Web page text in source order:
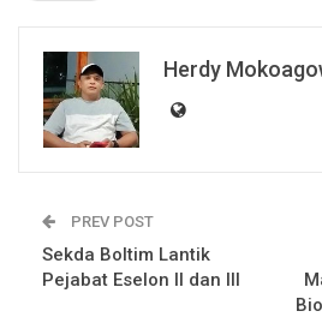
Herdy
PREV POST
Sekda Boltim Lantik
Pejabat Eselon II dan III